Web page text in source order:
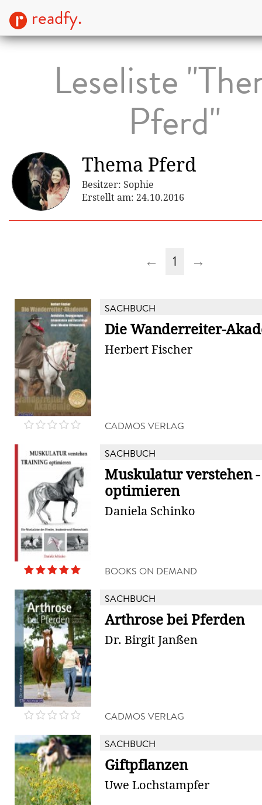
readfy.
Leseliste
Pferd"
Thema Pferd
Besitzer: Sophie
Erstellt am: 24.10.2016
← 1 →
SACHBUCH
Die Wanderreiter-
Herbert Fischer
CADMOS VERLAG
SACHBUCH
Muskulatur verstehen
optimieren
Daniela Schinko
BOOKS ON DEMAND
SACHBUCH
Arthrose bei Pferden
Dr. Birgit Janßen
CADMOS VERLAG
SACHBUCH
Giftpflanzen
Uwe Lochstampfer